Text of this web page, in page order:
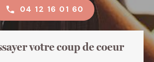
04 12 16 01 60
votre coup de coeur